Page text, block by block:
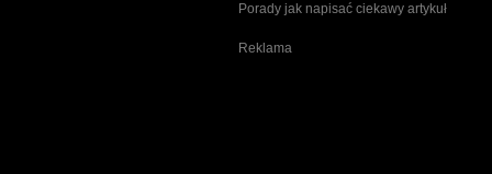
Porady jak napisać ciekawy artykuł
Reklama